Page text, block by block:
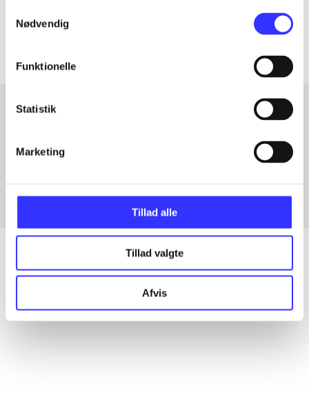
Nødvendig
Funktionelle
Statistik
Marketing
Tillad alle
Tillad valgte
Afvis
Artiklerne i
Fra
Alle registrerede artikler fordelt på udgivelser